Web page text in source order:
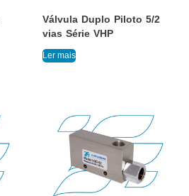
Válvula Duplo Piloto 5/2
vias Série VHP
Ler mais